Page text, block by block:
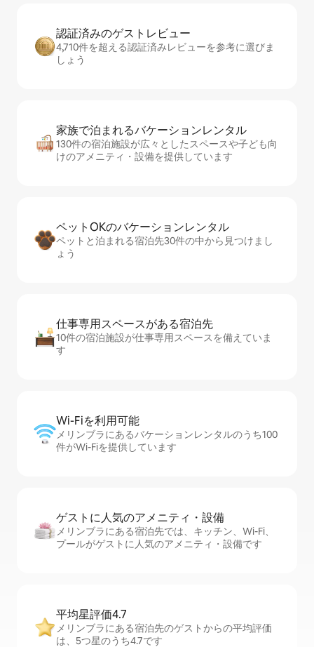
認証済みのゲ⁠ス⁠ト⁠レ⁠ビ⁠ュ⁠ー
4,710件を超える認証済みレビューを参考に選びま
しょう
家族で泊まれるバ⁠ケ⁠ー⁠シ⁠ョ⁠ンレ⁠ン⁠タ⁠ル
130件の宿泊施設が広々としたスペースや子ども向
けのアメニティ・設備を提供しています
ペットOKのバ⁠ケ⁠ー⁠シ⁠ョ⁠ンレ⁠ン⁠タ⁠ル
ペットと泊まれる宿泊先30件の中から見つけまし
ょう
仕事専用ス⁠ペ⁠ー⁠スがあ⁠る宿⁠泊⁠先
10件の宿泊施設が仕事専用スペースを備えていま
す
Wi-Fiを利⁠用⁠可⁠能
メリンブラにあるバケーションレンタルのうち100
件がWi-Fiを提供しています
ゲストに人⁠気⁠のア⁠メ⁠ニ⁠テ⁠ィ・設⁠備
メリンブラにある宿泊先では、キッチン、Wi-Fi、
プールがゲストに人気のアメニティ・設備です
平均星評価4.7
メリンブラにある宿泊先のゲストからの平均評価
は、5つ星のうち4.7です